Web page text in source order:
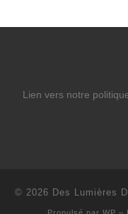
Lien vers notre
© 2026 Des Lumières